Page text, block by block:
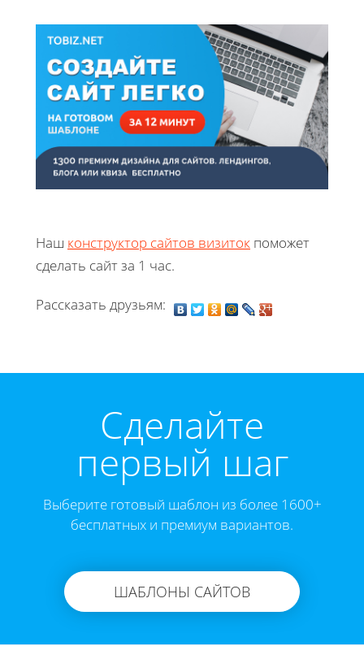
Наш конструктор сайтов визиток поможет
сделать сайт за 1 час.
Рассказать друзьям:
Cделайте
первый шаг
Выберите готовый шаблон из более 1600+
бесплатных и премиум вариантов.
ШАБЛОНЫ САЙТОВ